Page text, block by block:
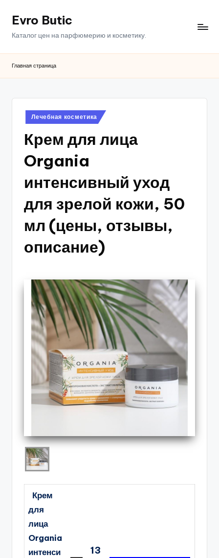
ПерейтиEvro Butic
Каталог цен на парфюмерию и косметику.
Главная страница
Опубликовано
в
Лечебная косметика
Крем для лица
Organia
интенсивный уход
для зрелой кожи, 50
мл (цены, отзывы,
описание)
Крем
для
лица
Organia
интенси
13